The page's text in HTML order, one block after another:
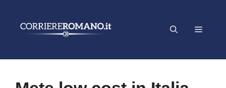
Menu